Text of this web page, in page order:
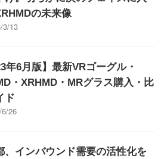
の未来像
3/13
年6月版】最新VRゴーグル・
・XRHMD・MRグラス購入・比
ド
26
、インバウンド需要の活性化を